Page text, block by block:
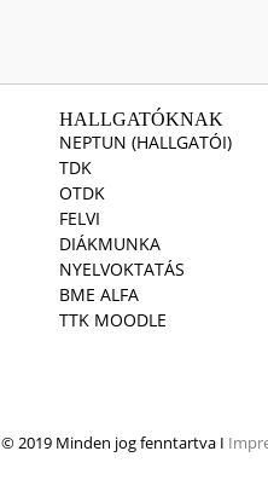
© 2019 Minden jog fenntartva I
HALLGATÓKNAK
NEPTUN (HALLGATÓI)
TDK
OTDK
FELVI
DIÁKMUNKA
NYELVOKTATÁS
BME ALFA
TTK MOODLE